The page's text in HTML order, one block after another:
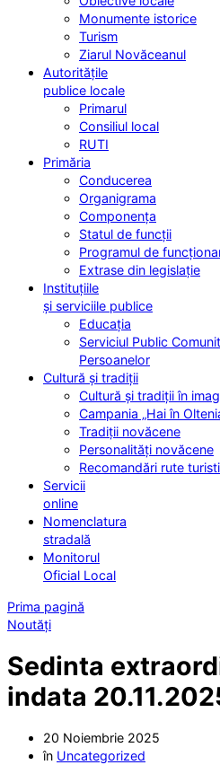
Monumente istorice
Turism
Ziarul Novăceanul
Autoritățile
publice locale
Primarul
Consiliul local
RUTI
Primăria
Conducerea
Organigrama
Componența
Statul de funcții
Programul de
Extrase din legislație
Instituțiile
și serviciile publice
Educația
Serviciul Public
Persoanelor
Cultură și tradiții
Cultură și tradiții în
Campania „Hai în
Tradiții novăcene
Personalități novăcene
Recomandări rute
Servicii
online
Nomenclatura
stradală
Monitorul
Oficial Local
Prima pagină
Noutăți
Sedinta
indata
20 Noiembrie 2025
în Uncategorized